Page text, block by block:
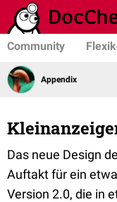
Community
Appendix
Das neue Design
Auftakt für ein
Version 2.0, die in